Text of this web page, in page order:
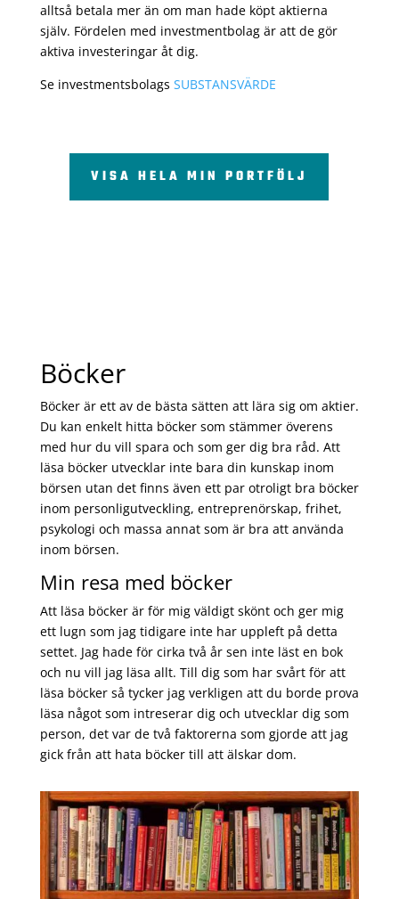
alltså betala mer än om man hade köpt aktierna
själv. Fördelen med investmentbolag är att de gör
aktiva investeringar åt dig.
Se investmentsbolags SUBSTANSVÄRDE
VISA HELA MIN PORTFÖLJ
Böcker
Böcker är ett av de bästa sätten att lära sig om aktier.
Du kan enkelt hitta böcker som stämmer överens
med hur du vill spara och som ger dig bra råd. Att
läsa böcker utvecklar inte bara din kunskap inom
börsen utan det finns även ett par otroligt bra böcker
inom personligutveckling, entreprenörskap, frihet,
psykologi och massa annat som är bra att använda
inom börsen.
Min resa med böcker
Att läsa böcker är för mig väldigt skönt och ger mig
ett lugn som jag tidigare inte har uppleft på detta
settet. Jag hade för cirka två år sen inte läst en bok
och nu vill jag läsa allt. Till dig som har svårt för att
läsa böcker så tycker jag verkligen att du borde prova
läsa något som intreserar dig och utvecklar dig som
person, det var de två faktorerna som gjorde att jag
gick från att hata böcker till att älskar dom.